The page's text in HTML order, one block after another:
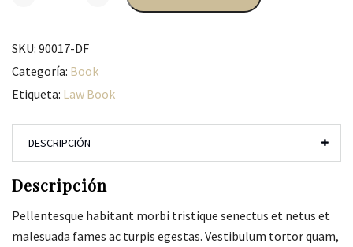
SKU: 90017-DF
Categoría: Book
Etiqueta: Law Book
DESCRIPCIÓN
Descripción
Pellentesque habitant morbi tristique senectus et netus et
malesuada fames ac turpis egestas. Vestibulum tortor quam,